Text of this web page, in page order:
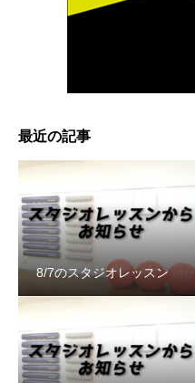
最近の記事
8/7のスタジオレッスン